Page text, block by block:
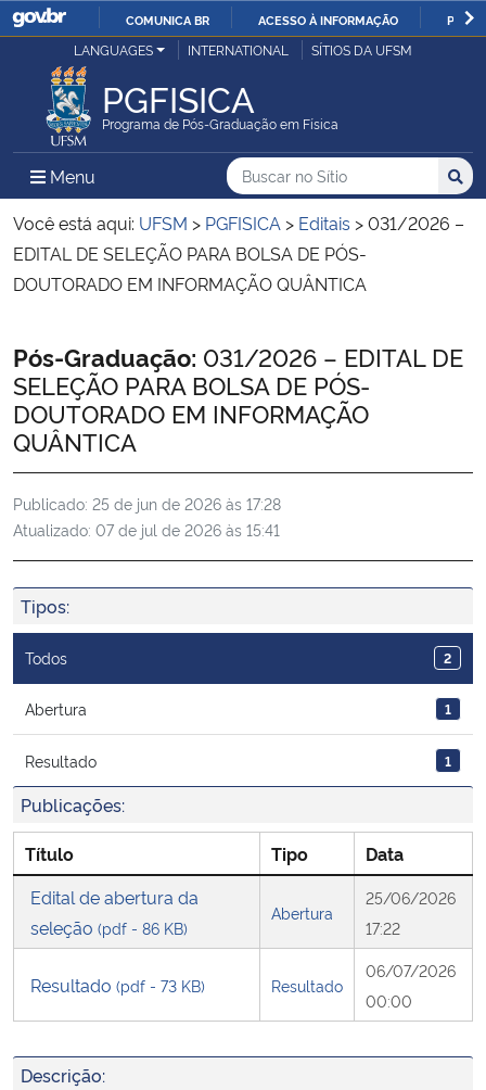
IR
O
COMUNICA BR ACESSO À INFORMAÇÃO
Ministério da Justiça e Segurança Pública
Ministério da Defesa
Ministério das Relações Exteriores
Ministério da Economia
Ministério da Agricultura, Pecuária e Abastecimento
Ministério da Educação
Ministério da Cidadania
Ministério da Saúde
Ministério de Minas e Energia
Ministério do Meio Ambiente
Ministério do Turismo
Ministério do Desenvolvimento Regional
Controladoria-Geral da União
Secretaria-Geral
Secretaria de Governo
LANGUAGES INTERNATIONAL SÍTIOS DA UFSM
PGFISICA
Programa de Pós-Graduação em Física
Menu Menu Principal do Sítio
Busca
Buscar no no Sítio
Busca:
Você está aqui: UFSM > PGFISICA > Editais >031/2026 –
EDITAL DE SELEÇÃO PARA BOLSA DE PÓS-
DOUTORADO EM INFORMAÇÃO QUÂNTICA
Início do conteúdo
Pós-Graduação: 031/2026 – EDITAL DE
SELEÇÃO PARA BOLSA DE PÓS-
DOUTORADO EM INFORMAÇÃO
QUÂNTICA
Publicado: 25 de jun de 2026 às 17:28
Atualizado: 07 de jul de 2026 às 15:41
Tipos:
Todos 2
Abertura 1
Resultado 1
Publicações:
Título Tipo
Data
Edital de abertura da
seleção (pdf - 86 KB)
Abertura
25/06/2026
17:22
Resultado (pdf - 73 KB) Resultado
06/07/2026
00:00
Descrição: